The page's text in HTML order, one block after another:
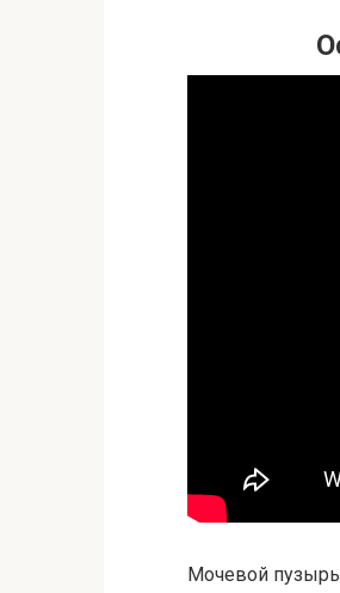
Мочевой пузырь